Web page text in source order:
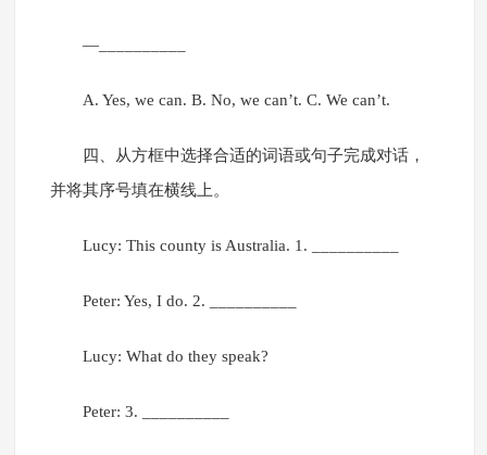
—__________
A. Yes, we can. B. No, we can’t. C. We can’t.
四、从方框中选择合适的词语或句子完成对话，
并将其序号填在横线上。
Lucy: This county is Australia. 1. __________
Peter: Yes, I do. 2. __________
Lucy: What do they speak?
Peter: 3. __________